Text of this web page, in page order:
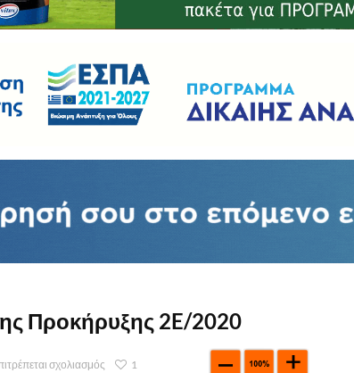
Προκήρυξης 2E/2020
σχολιασμός 1